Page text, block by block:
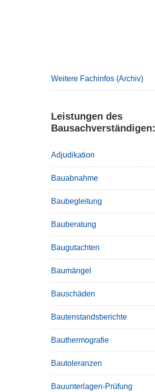
Weitere Fachinfos (Archiv)
Leistungen des
Bausachverständigen:
Adjudikation
Bauabnahme
Baubegleitung
Bauberatung
Baugutachten
Baumängel
Bauschäden
Bautenstandsberichte
Bauthermografie
Bautoleranzen
Bauunterlagen-Prüfung